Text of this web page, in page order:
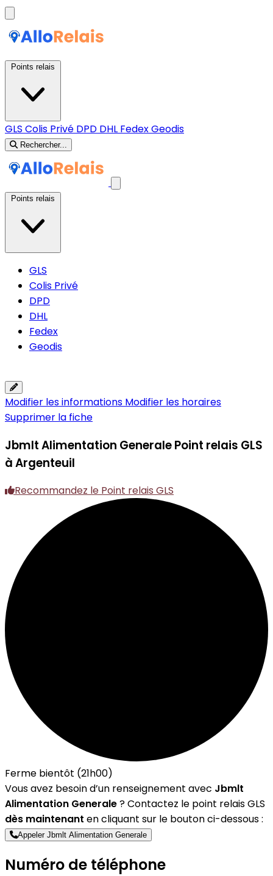
GLS Colis Privé DPD DHL FedexGeodis
Rechercher...
GLS
Colis Privé
DPD
DHL
Fedex
Geodis
Modifier les informations Modifier les horaires
Supprimer la fiche
Jbmlt Alimentation GeneralePoint relais GLS
à Argenteuil
Recommandez le Point relais GLS
Ferme bientôt (21h00)
Vous avez besoin d’un renseignement avec Jbmlt
Alimentation Generale? Contactez le point relais GLS
dès maintenant en cliquant sur le bouton ci-dessous :
Appeler Jbmlt Alimentation Generale
Numéro de téléphone